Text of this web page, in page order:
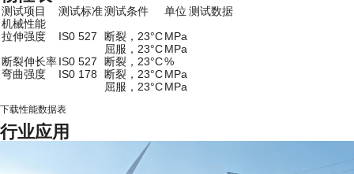
测试项目 测试标准测试条件 单位 测试数据
机械性能
拉伸强度
IS0 527 断裂，23°CMPa
屈服，23°CMPa
断裂伸长率IS0 527 断裂，23°C%
弯曲强度
IS0 178 断裂，23°CMPa
屈服，23°CMPa
下载性能数据表
行业应用